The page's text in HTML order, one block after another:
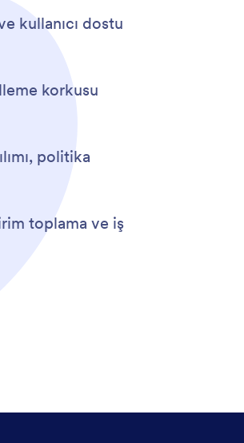
kullanıcı dostu
korkusu
politika
toplama ve iş